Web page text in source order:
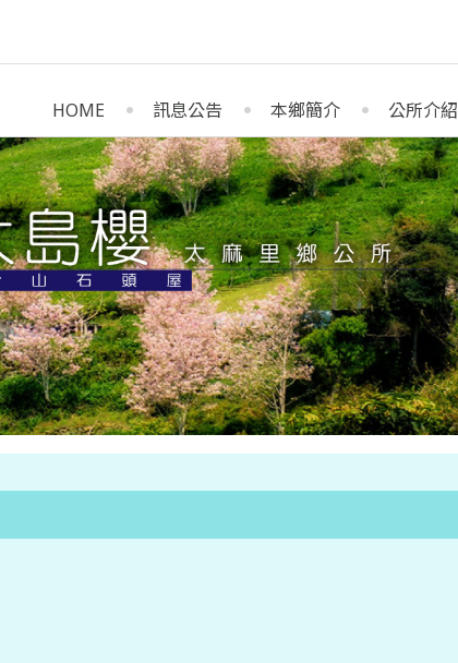
HOME 訊息公告 本鄉簡介 公所介紹